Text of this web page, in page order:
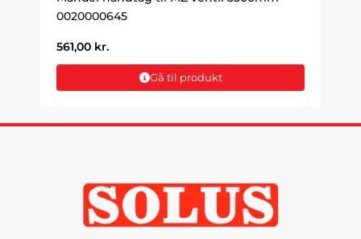
0020000645
561,00 kr.
Gå til produkt